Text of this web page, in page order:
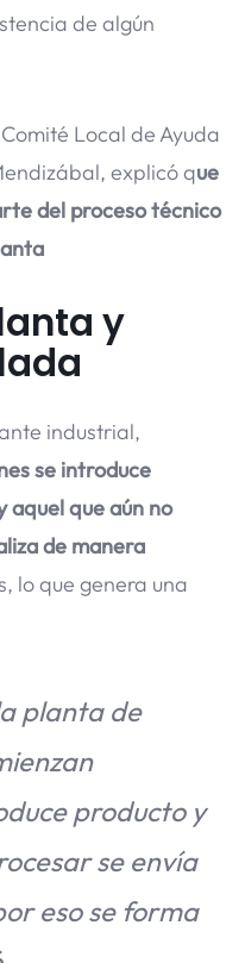
de algún
Local de Ayuda
explicó que
del proceso técnico
y
industrial,
se introduce
aquel que aún no
de manera
lo que genera una
planta de
producto y
se envía
eso se forma